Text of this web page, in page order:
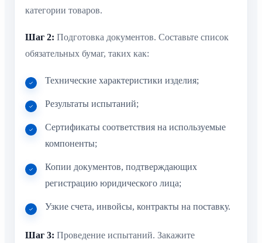
категории товаров.
Шаг 2: Подготовка документов. Составьте список
обязательных бумаг, таких как:
Технические характеристики изделия;
Результаты испытаний;
Сертификаты соответствия на используемые
компоненты;
Копии документов, подтверждающих
регистрацию юридического лица;
Узкие счета, инвойсы, контракты на поставку.
Шаг 3: Проведение испытаний. Закажите